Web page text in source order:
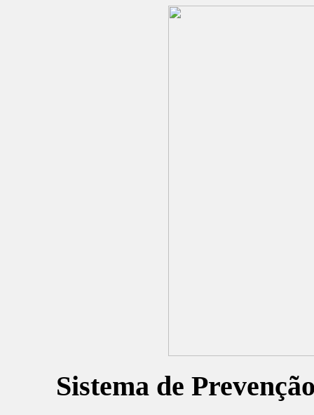
Sistema de